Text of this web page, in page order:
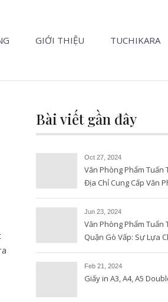
GIỚI THIỆU TUCHIKARA
Bài viết gần đây
Oct 27, 2024
Văn Phòng Phẩm Tuấn
Địa Chỉ Cung Cấp Văn
Phẩm Uy Tín và Chất
Jun 23, 2024
Văn Phòng Phẩm Tuấn
Quận Gò Vấp: Sự Lựa
Hoàn Hảo
Feb 21, 2024
Giấy in A3, A4, A5